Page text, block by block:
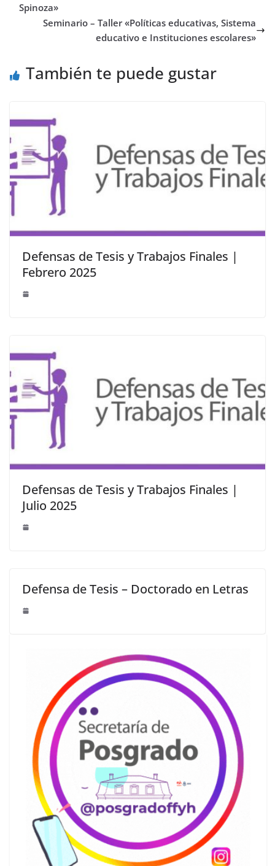
Spinoza»
Seminario – Taller «Políticas educativas, Sistema
educativo e Instituciones escolares»
También te puede gustar
Defensas de Tesis y Trabajos Finales |
Febrero 2025
Defensas de Tesis y Trabajos Finales |
Julio 2025
Defensa de Tesis – Doctorado en Letras